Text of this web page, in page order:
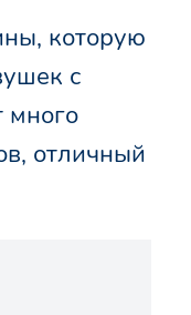
которую
с
много
отличный